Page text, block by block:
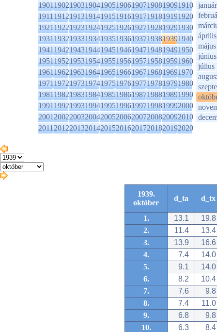
1901190219031904190519061907190819091910
1911191219131914191519161917191819191920
1921192219231924192519261927192819291930
1931193219331934193519361937193819391940
1941194219431944194519461947194819491950
1951195219531954195519561957195819591960
1961196219631964196519661967196819691970
1971197219731974197519761977197819791980
1981198219831984198519861987198819891990
1991199219931994199519961997199819992000
2001200220032004200520062007200820092010
2011201220132014201520162017201820192020
január
április
május
június
július
1939.
október
d_ta d_tx
1. 13.1
19.8
2.
11.4
13.4
3.
13.9
16.6
4.
7.4
14.0
5.
9.1
14.0
6.
8.2
10.4
7.
7.6
9.8
8.
7.4
11.0
9.
6.8
9.8
10.
6.3
8.4